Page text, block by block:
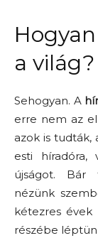
a világ?
Sehogyan. A
erre nem az
azok is tudták,
esti híradóra,
újságot. Bár
nézünk
kétezres
részébe